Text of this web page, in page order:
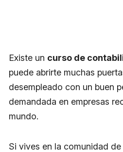
Existe un curso de
puede abrirte muchas
desempleado con un buen
demandada en empresas
mundo.
Si vives en la comunidad